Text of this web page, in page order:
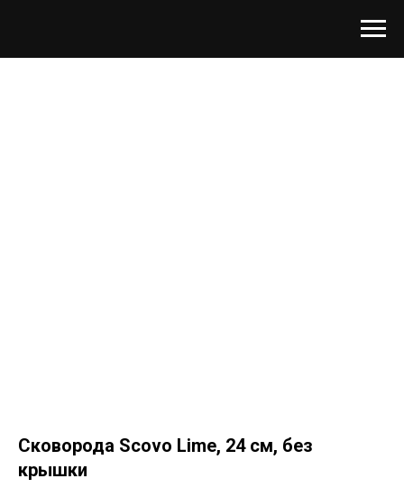
Сковорода Scovo Lime, 24 см, без
крышки